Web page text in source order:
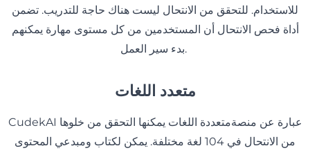
للاستخدام. للتحقق من الانتحال ليست هناك حاجة للتدريب. تضمن
أداة فحص الانتحال أن المستخدمين من كل مستوى مهارة يمكنهم
بدء سير العمل.
متعدد اللغات
CudekAI عبارة عن منصةمتعددة اللغات يمكنها التحقق من خلوها
من الانتحال في 104 لغة مختلفة. يمكن لكتاب ومبدعي المحتوى